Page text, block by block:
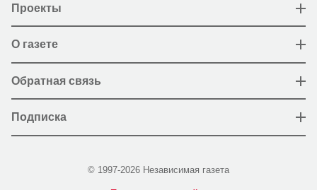
Проекты
О газете
Обратная связь
Подписка
© 1997-2026 Независимая газета